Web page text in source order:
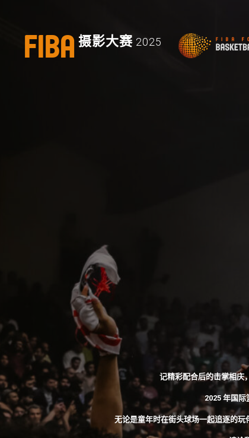
FIBA 摄影大赛 2025
记精彩配合后的击掌相庆
2025 年国际
无论是童年时在街头球场一起追逐的